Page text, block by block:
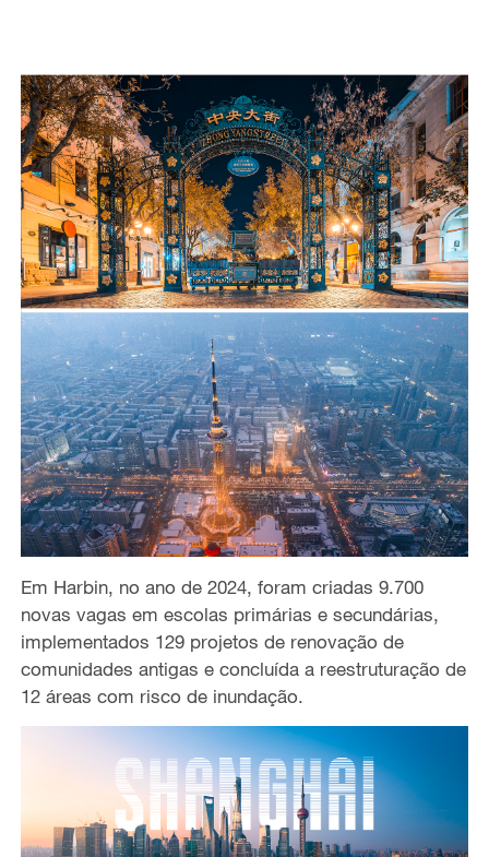
Em Harbin, no ano de 2024, foram criadas 9.700
novas vagas em escolas primárias e secundárias,
implementados 129 projetos de renovação de
comunidades antigas e concluída a reestruturação de
12 áreas com risco de inundação.